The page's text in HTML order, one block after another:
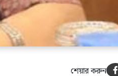
শেয়ার করুন 